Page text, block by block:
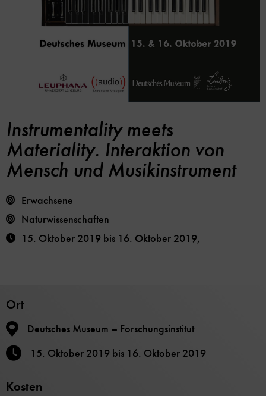
speichern
Instrumentality meets
Materiality. Interaktion von
Mensch und Musikinstrument
Erwachsene
Naturwissenschaften
15. Oktober 2019 bis 16. Oktober 2019,
Ort
Deutsches Museum – Forschungsinstitut
15. Oktober 2019 bis 16. Oktober 2019
Kosten